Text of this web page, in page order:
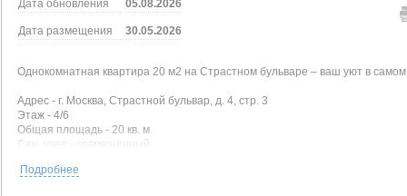
Дата обновления 05.08.2026
Дата размещения 30.05.2026
Однокомнатная квартира 20 м2 на Страстном бульваре – ваш уют в
Адрес - г. Москва, Страстной бульвар, д. 4, стр. 3
Этаж - 4/6
Общая площадь - 20 кв. м
Сан. узел - совмещенный
Описание:
Подробнее